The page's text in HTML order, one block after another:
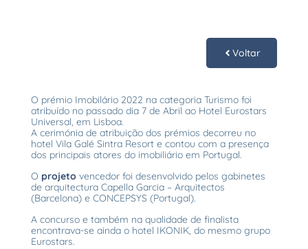
Voltar
O prémio Imobilário 2022 na categoria Turismo foi
atribuído no passado dia 7 de Abril ao Hotel Eurostars
Universal, em Lisboa.
A cerimónia de atribuição dos prémios decorreu no
hotel Vila Galé Sintra Resort e contou com a presença
dos principais atores do imobiliário em Portugal.
O projetovencedor foi desenvolvido pelos gabinetes
de arquitectura Capella Garcia – Arquitectos
(Barcelona) e CONCEPSYS (Portugal).
A concurso e também na qualidade de finalista
encontrava-se ainda o hotel IKONIK, do mesmo grupo
Eurostars.